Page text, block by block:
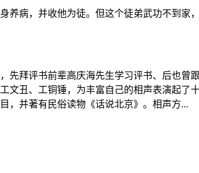
养病，并收他为徒。但这个徒弟武功不到家
拜评书前辈高庆海先生学习评书、后也曾
丑、工铜锤，为丰富自己的相声表演起了
，并著有民俗读物《话说北京》。相声方...